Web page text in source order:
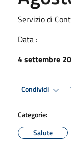
Servizio di
Data :
4 settembre
Condividi
Categorie:
Salute